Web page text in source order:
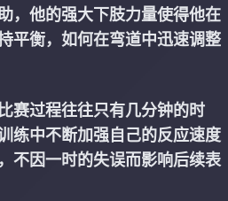
，他的强大下肢力量使得他在
平衡，如何在弯道中迅速调整
赛过程往往只有几分钟的时
练中不断加强自己的反应速度
不因一时的失误而影响后续表